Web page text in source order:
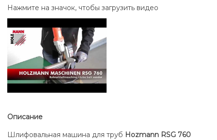
Нажмите на значок, чтобы загрузить видео
Описание
Шлифовальная машина для труб Hozmann RSG 760